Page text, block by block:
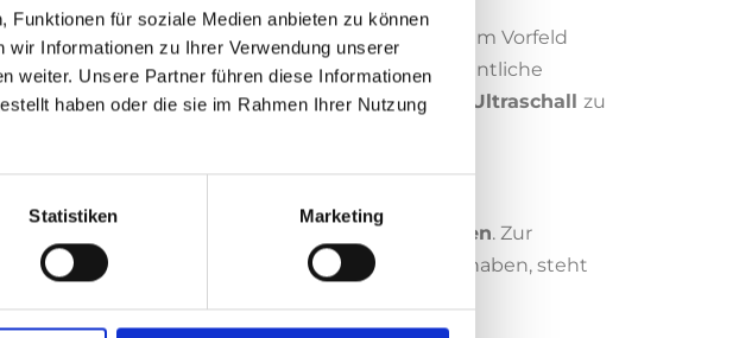
für soziale Medien anbieten zu können
Informationen zu Ihrer Verwendung unserer
weiter. Unsere Partner führen diese Informationen
haben oder die sie im Rahmen Ihrer Nutzung
Statistiken Marketing
Prophylaxefachkräften
durchgeführt. Im Vorfeld
Mundhygiene. Im Anschluss erfolgt die eigentliche
; harten Belägen rücken wir mit Ultraschall zu
Stellen wie Zahnfleischsaum und
Interdentalbürsten. Zur
Tee oder Nikotin auf den Zähnen abgesetzt haben, steht